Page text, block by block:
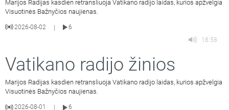
Marijos Radijas kasdien retransliuoja Vatikano radijo laidas, kurios apžvelgia
Visuotinės Bažnyčios naujienas.
2026-08-02 |
6
18:58
Vatikano radijo žinios
Marijos Radijas kasdien retransliuoja Vatikano radijo laidas, kurios apžvelgia
Visuotinės Bažnyčios naujienas.
2026-08-01 6